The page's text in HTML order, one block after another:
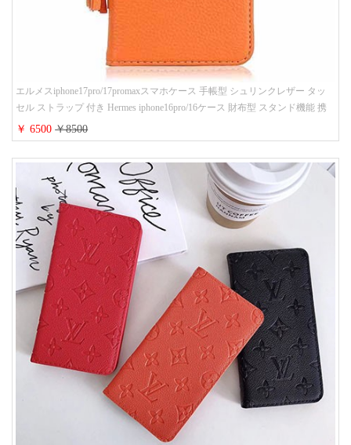
エルメスiphone17pro/17promaxスマホケース 手帳型 シュリンクレザー タッ
セル ストラップ 付き Hermes iphone16pro/16ケース 財布型 スタンド機能 携
帯カバー ハイ ブランド アイフォーン15/14/13ケース 手帳 レディース 人気
￥ 6500￥8500